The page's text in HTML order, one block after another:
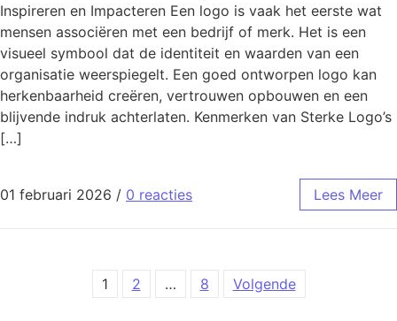
Inspireren en Impacteren Een logo is vaak het eerste wat
mensen associëren met een bedrijf of merk. Het is een
visueel symbool dat de identiteit en waarden van een
organisatie weerspiegelt. Een goed ontworpen logo kan
herkenbaarheid creëren, vertrouwen opbouwen en een
blijvende indruk achterlaten. Kenmerken van Sterke Logo’s
[…]
01 februari 2026 / 0 reacties Lees Meer
Berichten paginering
1 2 … 8 Volgende